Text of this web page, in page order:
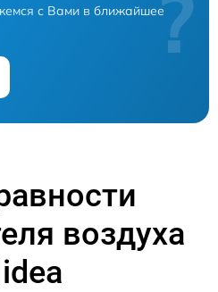
с Вами в ближайшее?
воздуха